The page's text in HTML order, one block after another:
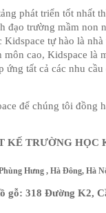
phát triển tốt nhất
đạo trường mầm
Kidspace tự hào là
môn cao, Kidspace là
ứng tất cả các nhu
để chúng tôi đồng
KẾ TRƯỜNG HỌC
Hưng , Hà Đông, Hà
gỗ: 318 Đường K2,